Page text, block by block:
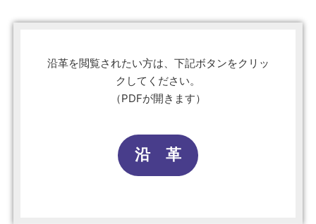
沿革を閲覧されたい方は、下記ボタンをクリッ
クしてください。
（PDFが開きます）
沿 革